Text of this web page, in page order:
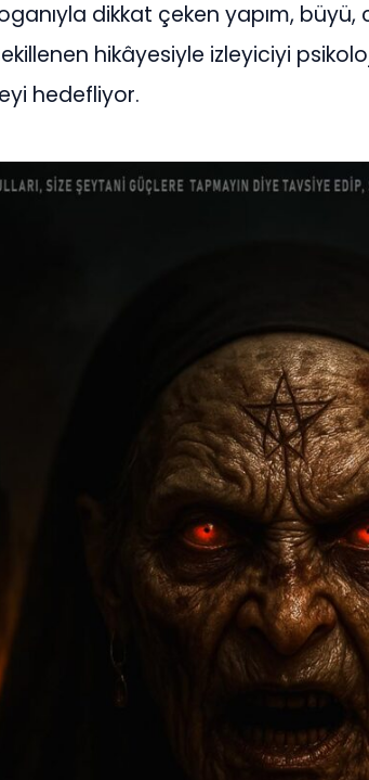
dikkat çeken yapım, büyü,
hikâyesiyle izleyiciyi
hedefliyor.